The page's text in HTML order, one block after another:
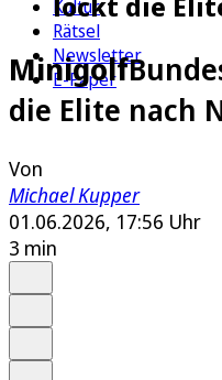
Kultur
Rätsel
Newsletter
E-Paper
Minigolf
die Elite nach
Von
Michael Kupper
01.06.2026, 17:56 Uhr
3 min